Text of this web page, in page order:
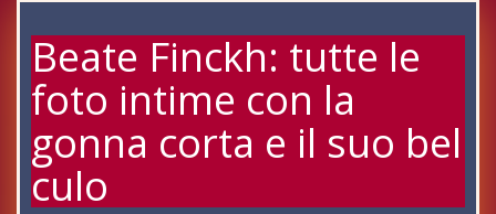
Beate Finckh: tutte le
foto intime con la
gonna corta e il suo bel
culo